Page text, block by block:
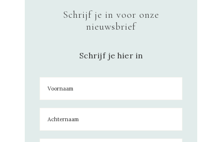
Schrijf je in voor onze
nieuwsbrief
Schrijf je hier in